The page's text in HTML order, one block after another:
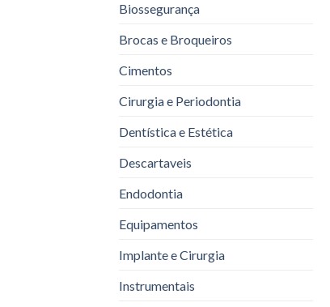
Biossegurança
Brocas e Broqueiros
Cimentos
Cirurgia e Periodontia
Dentística e Estética
Descartaveis
Endodontia
Equipamentos
Implante e Cirurgia
Instrumentais